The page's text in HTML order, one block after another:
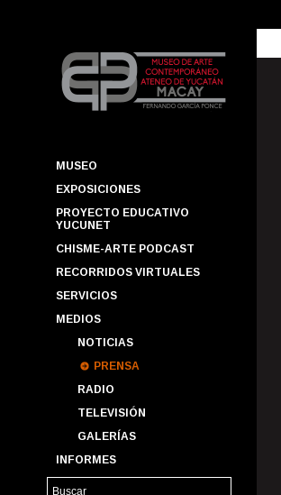
MUSEO
EXPOSICIONES
PROYECTO EDUCATIVO
YUCUNET
CHISME-ARTE PODCAST
RECORRIDOS VIRTUALES
SERVICIOS
MEDIOS
NOTICIAS
PRENSA
RADIO
TELEVISIÓN
GALERÍAS
INFORMES